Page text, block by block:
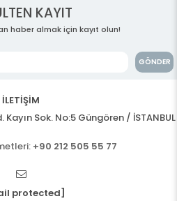
KAYIT
haber almak için kayıt olun!
GÖNDER
İLETİŞİM
Sok. No:5 Güngören / İSTANBUL
+90 212 505 55 77
protected]